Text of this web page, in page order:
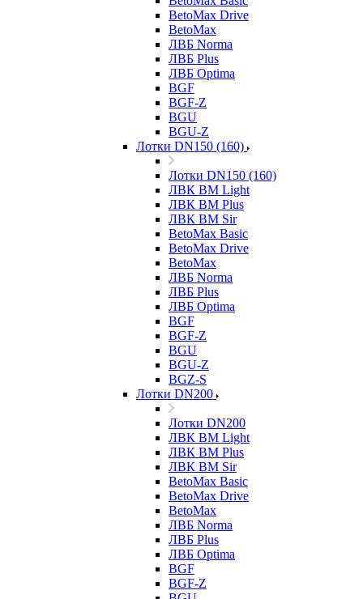
BetoMax Drive
BetoMax
ЛВБ Norma
ЛВБ Plus
ЛВБ Optima
BGF
BGF-Z
BGU
BGU-Z
Лотки DN150 (160)
Лотки DN150 (160)
ЛВК ВМ Light
ЛВК ВМ Plus
ЛВК ВМ Sir
BetoMax Basic
BetoMax Drive
BetoMax
ЛВБ Norma
ЛВБ Plus
ЛВБ Optima
BGF
BGF-Z
BGU
BGU-Z
BGZ-S
Лотки DN200
Лотки DN200
ЛВК ВМ Light
ЛВК ВМ Plus
ЛВК ВМ Sir
BetoMax Basic
BetoMax Drive
BetoMax
ЛВБ Norma
ЛВБ Plus
ЛВБ Optima
BGF
BGF-Z